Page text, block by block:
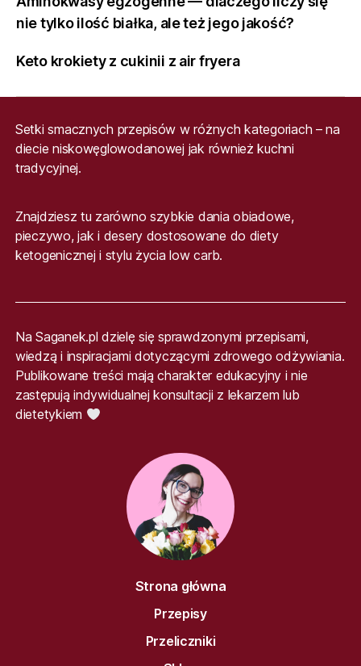
nie tylko ilość białka, ale też jego jakość?
Keto krokiety z cukinii z air fryera
Setki smacznych przepisów w różnych kategoriach – na
diecie niskowęglowodanowej jak również kuchni
tradycyjnej.
Znajdziesz tu zarówno szybkie dania obiadowe,
pieczywo, jak i desery dostosowane do diety
ketogenicznej i stylu życia low carb.
Na Saganek.pl dzielę się sprawdzonymi przepisami,
wiedzą i inspiracjami dotyczącymi zdrowego odżywiania.
Publikowane treści mają charakter edukacyjny i nie
zastępują indywidualnej konsultacji z lekarzem lub
dietetykiem
Strona główna
Przepisy
Przeliczniki